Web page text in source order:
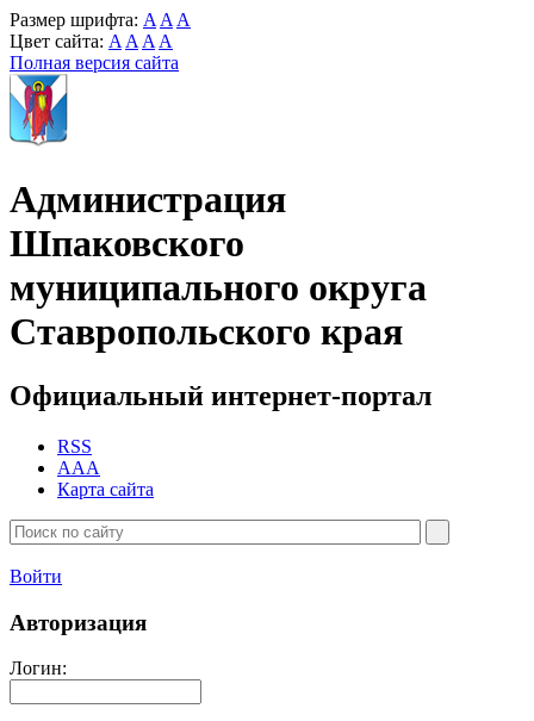
Размер шрифта: A A A
Цвет сайта: A A A A
Полная версия сайта
Администрация
Шпаковского
муниципального округа
Ставропольского края
Официальный интернет-портал
RSS
AAA
Карта сайта
Войти
Авторизация
Логин: